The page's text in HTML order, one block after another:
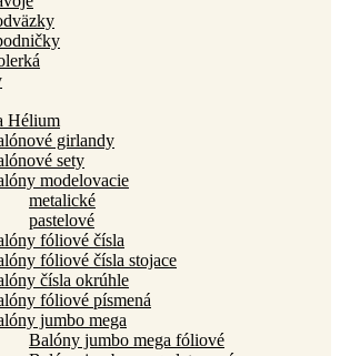
Hélium
girlandy
sety
modelovacie
metalické
pastelové
fóliové čísla
fóliové čísla stojace
čísla okrúhle
fóliové písmená
jumbo mega
Balóny jumbo mega fóliové